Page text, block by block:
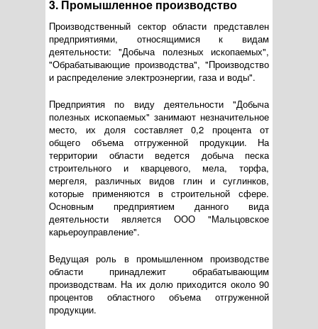
3. Промышленное производство
Производственный сектор области представлен
предприятиями, относящимися к видам
деятельности: "Добыча полезных ископаемых",
"Обрабатывающие производства", "Производство
и распределение электроэнергии, газа и воды".
Предприятия по виду деятельности "Добыча
полезных ископаемых" занимают незначительное
место, их доля составляет 0,2 процента от
общего объема отгруженной продукции. На
территории области ведется добыча песка
строительного и кварцевого, мела, торфа,
мергеля, различных видов глин и суглинков,
которые применяются в строительной сфере.
Основным предприятием данного вида
деятельности является ООО "Мальцовское
карьероуправление".
Ведущая роль в промышленном производстве
области принадлежит обрабатывающим
производствам. На их долю приходится около 90
процентов областного объема отгруженной
продукции.